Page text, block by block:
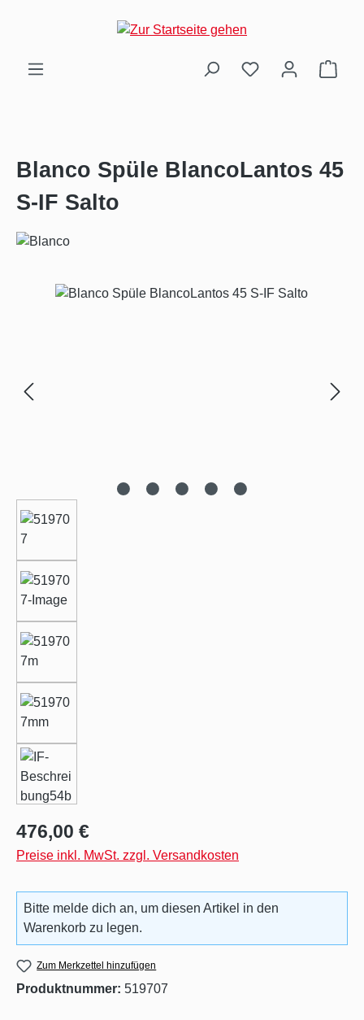
Zum Hauptinhalt springen
Blanco Spüle BlancoLantos 45
S-IF Salto
Bildergalerie überspringen
Regulärer Preis:
476,00 €
Preise inkl. MwSt. zzgl. Versandkosten
Bitte melde dich an, um diesen Artikel in den
Warenkorb zu legen.
Zum Merkzettel hinzufügen
Produktnummer: 519707